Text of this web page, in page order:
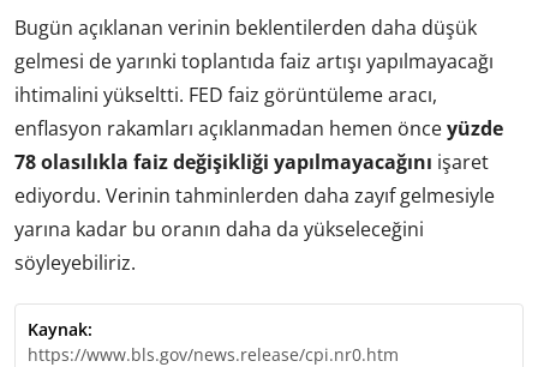
Bugün açıklanan verinin beklentilerden daha düşük
gelmesi de yarınki toplantıda faiz artışı yapılmayacağı
ihtimalini yükseltti. FED faiz görüntüleme aracı,
enflasyon rakamları açıklanmadan hemen önceyüzde
78 olasılıkla faiz değişikliği yapılmayacağını işaret
ediyordu. Verinin tahminlerden daha zayıf gelmesiyle
yarına kadar bu oranın daha da yükseleceğini
söyleyebiliriz.
Kaynak:
https://www.bls.gov/news.release/cpi.nr0.htm